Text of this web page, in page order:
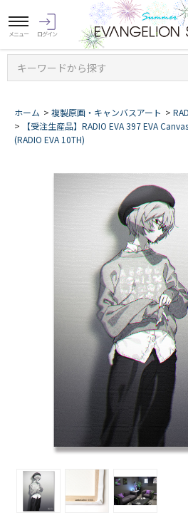
キーワードから探す
ホーム > 複製原画・キャンバスアート >
>
【受注生産品】RADIO EVA 397 EVA
(RADIO EVA 10TH)